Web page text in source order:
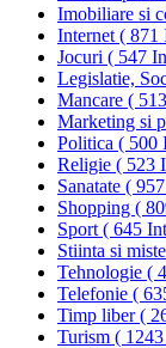
Imobiliare si
Internet ( 871
Jocuri ( 547
Legislatie,
Mancare (
Marketing si
Politica ( 500
Religie ( 523
Sanatate (
Shopping (
Sport ( 645
Stiinta si
Tehnologie (
Telefonie (
Timp liber(
Turism (